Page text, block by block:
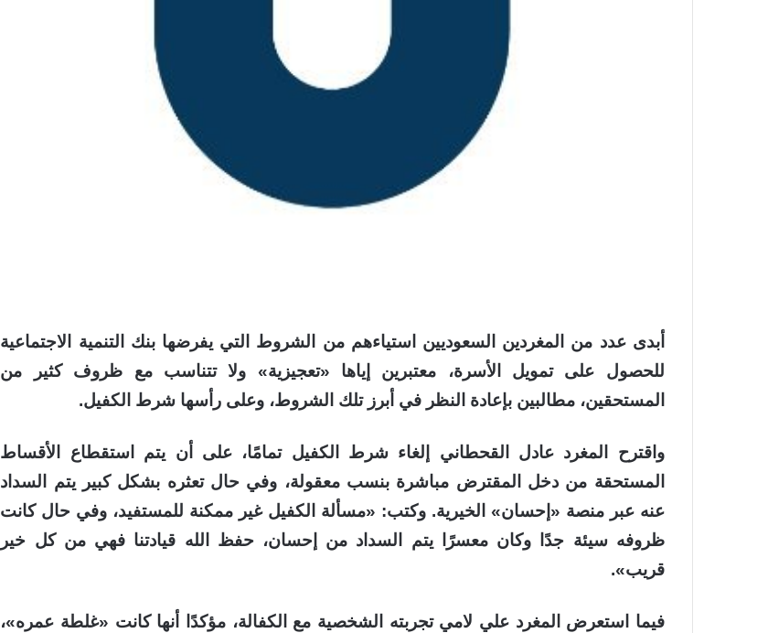
أبدى عدد من المغردين السعوديين استياءهم من الشروط التي يفرضها بنك التنمية الاجتماعية
للحصول على تمويل الأسرة، معتبرين إياها «تعجيزية» ولا تتناسب مع ظروف كثير من
المستحقين، مطالبين بإعادة النظر في أبرز تلك الشروط، وعلى رأسها شرط الكفيل.
واقترح المغرد عادل القحطاني إلغاء شرط الكفيل تمامًا، على أن يتم استقطاع الأقساط
المستحقة من دخل المقترض مباشرة بنسب معقولة، وفي حال تعثره بشكل كبير يتم السداد
عنه عبر منصة «إحسان» الخيرية. وكتب: «مسألة الكفيل غير ممكنة للمستفيد، وفي حال كانت
ظروفه سيئة جدًا وكان معسرًا يتم السداد من إحسان، حفظ الله قيادتنا فهي من كل خير
قريب».
فيما استعرض المغرد علي لامي تجربته الشخصية مع الكفالة، مؤكدًا أنها كانت «غلطة عمره»،